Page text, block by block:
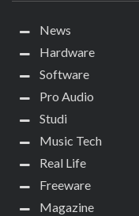
News
Hardware
Software
Pro Audio
Studi
Music Tech
Real Life
Freeware
Magazine